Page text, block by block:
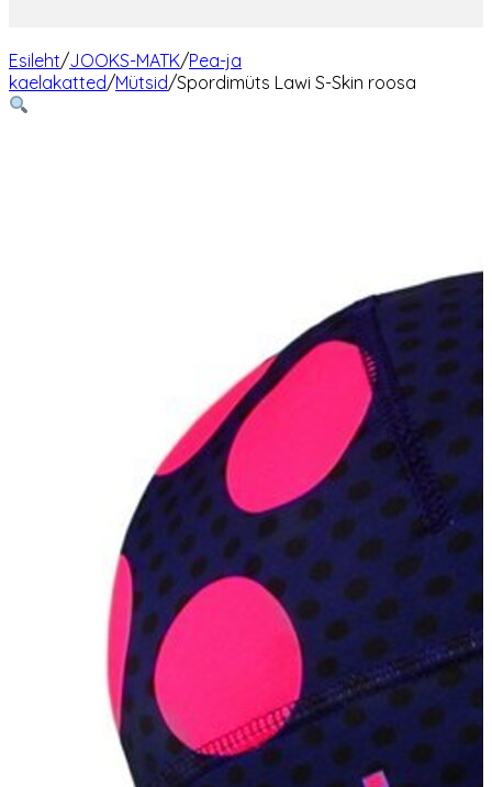
Esileht/JOOKS-MATK/Pea-ja
kaelakatted/Mütsid/Spordimüts Lawi S-Skin roosa